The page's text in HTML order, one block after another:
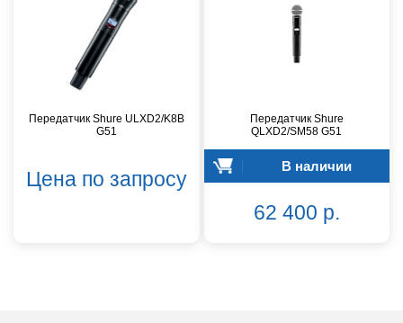
Передатчик Shure ULXD2/K8B
G51
Цена по запросу
Передатчик Shure
QLXD2/SM58 G51
В наличии
62 400 р.